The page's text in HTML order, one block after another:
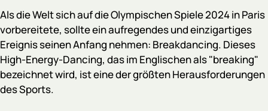
Als die Welt sich auf die Olympischen Spiele 2024 in Paris
vorbereitete, sollte ein aufregendes und einzigartiges
Ereignis seinen Anfang nehmen: Breakdancing. Dieses
High-Energy-Dancing, das im Englischen als "breaking"
bezeichnet wird, ist eine der größten Herausforderungen
des Sports.